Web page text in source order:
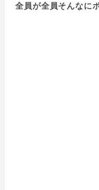
全員が全員そんなに